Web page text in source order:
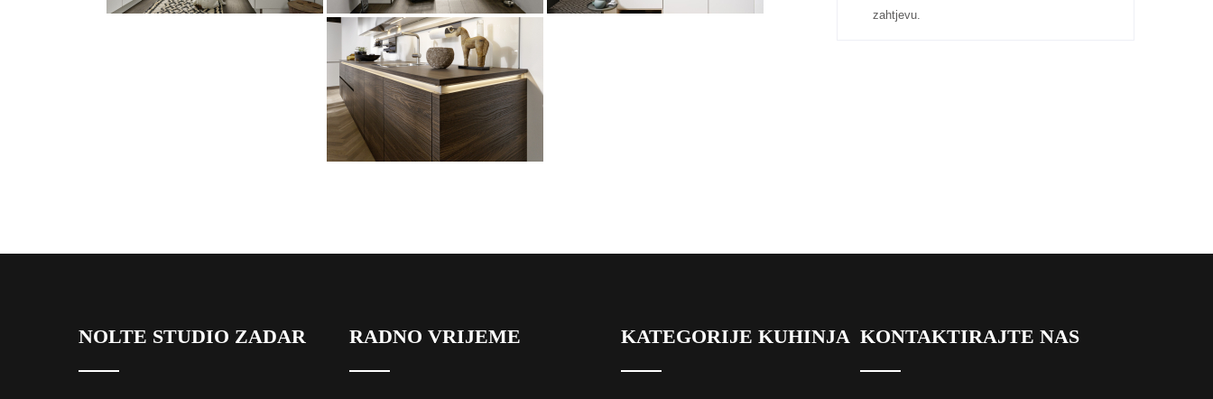
zahtjevu.
NOLTE STUDIO ZADAR RADNO VRIJEME KATEGORIJE KUHINJA KONTAKTIRAJTE NAS